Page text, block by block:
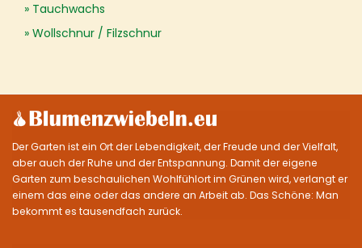
Tauchwachs
Wollschnur / Filzschnur
Der Garten ist ein Ort der Lebendigkeit, der Freude und der Vielfalt,
aber auch der Ruhe und der Entspannung. Damit der eigene
Garten zum beschaulichen Wohlfühlort im Grünen wird, verlangt er
einem das eine oder das andere an Arbeit ab. Das Schöne: Man
bekommt es tausendfach zurück.